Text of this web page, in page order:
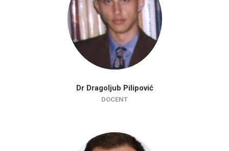
Dr Dragoljub Pilipović
DOCENT